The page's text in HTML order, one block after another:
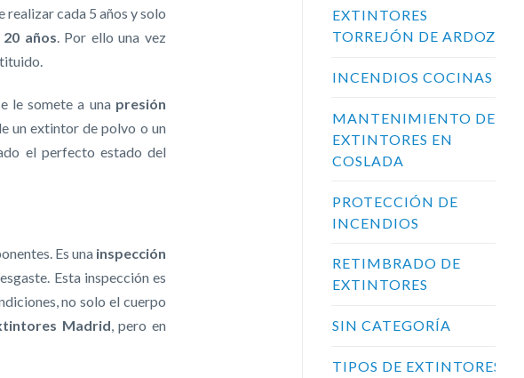
realizar cada 5 años y solo
años. Por ello una vez
le somete a una presión
un extintor de polvo o un
el perfecto estado del
Es una inspección
Esta inspección es
no solo el cuerpo
Madrid, pero en
EXTINTORES
TORREJÓN DE ARDOZ
INCENDIOS COCINAS
MANTENIMIENTO DE
EXTINTORES EN
COSLADA
PROTECCIÓN DE
INCENDIOS
RETIMBRADO DE
EXTINTORES
SIN CATEGORÍA
TIPOS DE EXTINTORES